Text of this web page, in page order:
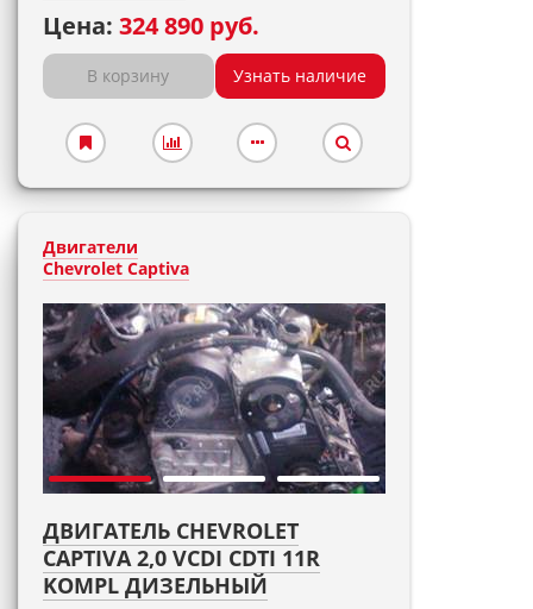
Цена: 324 890 руб.
В корзину Узнать наличие
Двигатели
Chevrolet Captiva
ДВИГАТЕЛЬ CHEVROLET
CAPTIVA 2,0 VCDI CDTI 11R
KOMPL ДИЗЕЛЬНЫЙ